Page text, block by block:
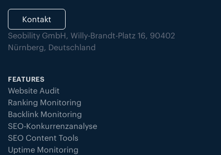
Kontakt
Seobility GmbH, Willy-Brandt-Platz 16, 90402
Nürnberg, Deutschland
FEATURES
Website Audit
Ranking Monitoring
Backlink Monitoring
SEO-Konkurrenzanalyse
SEO Content Tools
Uptime Monitoring